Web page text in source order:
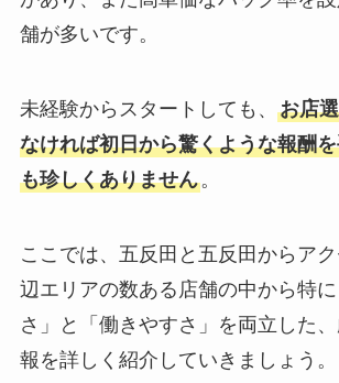
舗が多いです。
未経験からスタートしても、 お店
なければ初日から驚くような報酬
も珍しくありません。
ここでは、五反田と五反田からア
辺エリアの数ある店舗の中から特
さ」と「働きやすさ」を両立した
報を詳しく紹介していきましょう。